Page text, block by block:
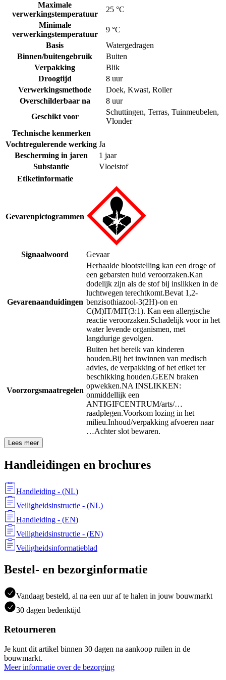
Maximale
verwerkingstemperatuur
25 °C
Minimale
verwerkingstemperatuur
9 °C
Basis
Watergedragen
Binnen/buitengebruik
Buiten
Verpakking
Blik
Droogtijd
8 uur
Verwerkingsmethode
Doek, Kwast, Roller
Overschilderbaar na
8 uur
Geschikt voor
Schuttingen, Terras, Tuinmeubelen,
Vlonder
Technische kenmerken
Vochtregulerende werking Ja
Bescherming in jaren
1 jaar
Substantie
Vloeistof
Etiketinformatie
Gevarenpictogrammen
Signaalwoord Gevaar
Gevarenaanduidingen
Herhaalde blootstelling kan een droge of
een gebarsten huid veroorzaken.Kan
dodelijk zijn als de stof bij inslikken in de
luchtwegen terechtkomt.Bevat 1,2-
benzisothiazool-3(2H)-on en
C(M)IT/MIT(3:1). Kan een allergische
reactie veroorzaken.Schadelijk voor in het
water levende organismen, met
langdurige gevolgen.
Voorzorgsmaatregelen
Buiten het bereik van kinderen
houden.Bij het inwinnen van medisch
advies, de verpakking of het etiket ter
beschikking houden.GEEN braken
opwekken.NA INSLIKKEN:
onmiddellijk een
ANTIGIFCENTRUM/arts/…
raadplegen.Voorkom lozing in het
milieu.Inhoud/verpakking afvoeren naar
…Achter slot bewaren.
Lees meer
Handleidingen en brochures
Handleiding - (NL)
Veiligheidsinstructie - (NL)
Handleiding - (EN)
Veiligheidsinstructie - (EN)
Veiligheidsinformatieblad
Bestel- en bezorginformatie
Vandaag besteld, al na een uur af te halen in jouw bouwmarkt
30 dagen bedenktijd
Retourneren
Je kunt dit artikel binnen 30 dagen na aankoop ruilen in de
bouwmarkt.
Meer informatie over de bezorging